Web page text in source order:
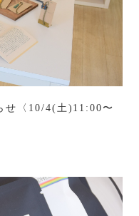
せ〈10/4(土)11:00〜